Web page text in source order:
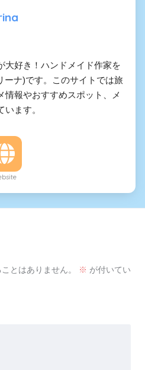
大好き！ハンドメイド作家を
ーナ)です。このサイトでは旅
情報やおすすめスポット、メ
ます。
とはありません。 ※ が付いてい